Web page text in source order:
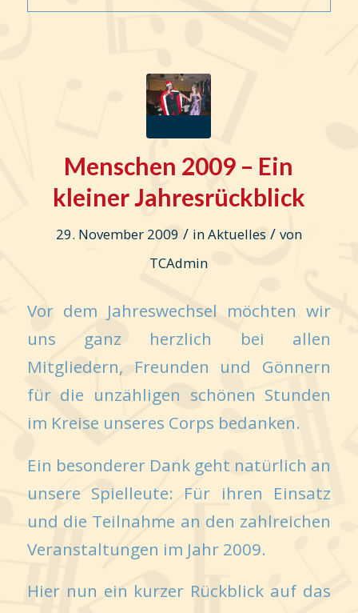
Menschen 2009 – Ein
kleiner Jahresrückblick
29. November 2009 / inAktuelles / von
TCAdmin
Vor dem Jahreswechsel möchten wir
uns ganz herzlich bei allen
Mitgliedern, Freunden und Gönnern
für die unzähligen schönen Stunden
im Kreise unseres Corps bedanken.
Ein besonderer Dank geht natürlich an
unsere Spielleute: Für ihren Einsatz
und die Teilnahme an den zahlreichen
Veranstaltungen im Jahr 2009.
Hier nun ein kurzer Rückblick auf das